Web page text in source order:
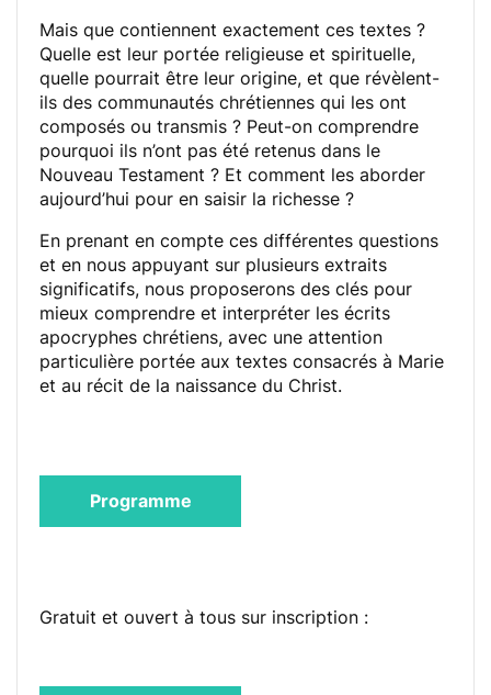
Mais que contiennent exactement ces textes ?
Quelle est leur portée religieuse et spirituelle,
quelle pourrait être leur origine, et que révèlent-
ils des communautés chrétiennes qui les ont
composés ou transmis ? Peut-on comprendre
pourquoi ils n’ont pas été retenus dans le
Nouveau Testament ? Et comment les aborder
aujourd’hui pour en saisir la richesse ?
En prenant en compte ces différentes questions
et en nous appuyant sur plusieurs extraits
significatifs, nous proposerons des clés pour
mieux comprendre et interpréter les écrits
apocryphes chrétiens, avec une attention
particulière portée aux textes consacrés à Marie
et au récit de la naissance du Christ.
Programme
Gratuit et ouvert à tous sur inscription :